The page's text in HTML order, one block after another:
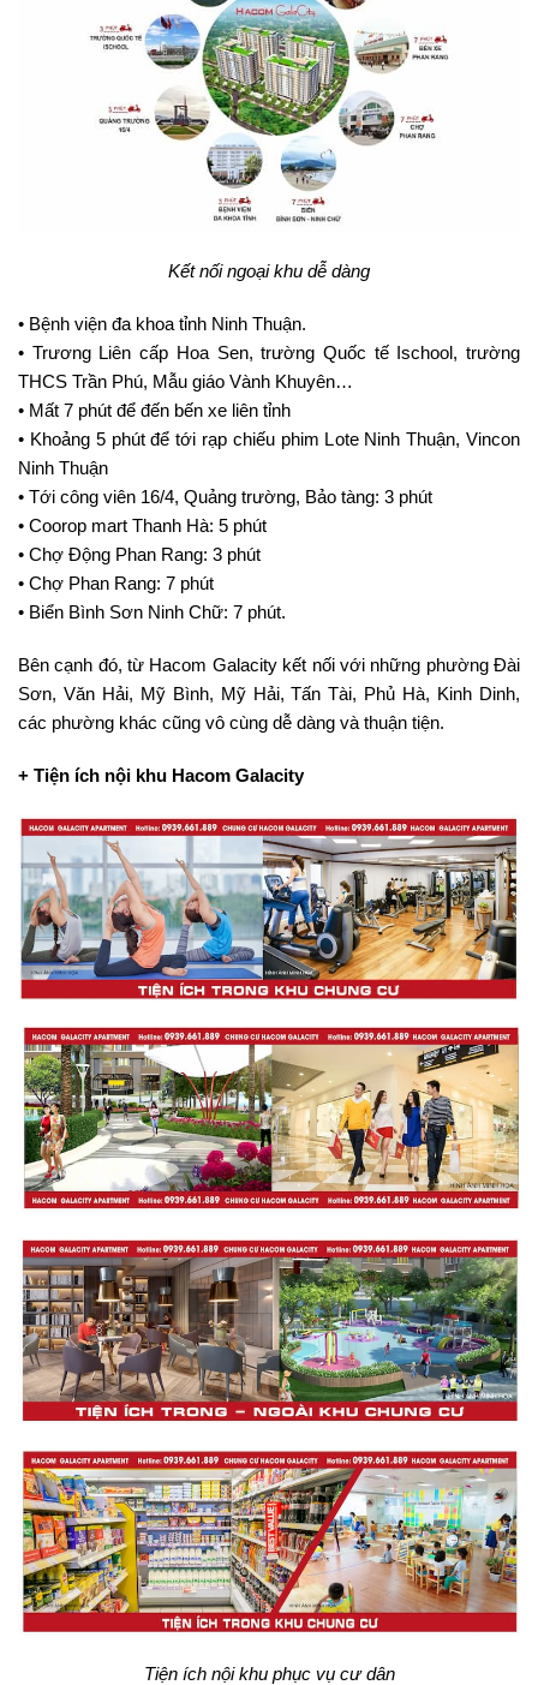
Kết nối ngoại khu dễ dàng
• Bệnh viện đa khoa tỉnh Ninh Thuận.
• Trương Liên cấp Hoa Sen, trường Quốc tế Ischool, trường
THCS Trần Phú, Mẫu giáo Vành Khuyên…
• Mất 7 phút để đến bến xe liên tỉnh
• Khoảng 5 phút để tới rạp chiếu phim Lote Ninh Thuận, Vincon
Ninh Thuận
• Tới công viên 16/4, Quảng trường, Bảo tàng: 3 phút
• Coorop mart Thanh Hà: 5 phút
• Chợ Động Phan Rang: 3 phút
• Chợ Phan Rang: 7 phút
• Biển Bình Sơn Ninh Chữ: 7 phút.
Bên cạnh đó, từ Hacom Galacity kết nối với những phường Đài
Sơn, Văn Hải, Mỹ Bình, Mỹ Hải, Tấn Tài, Phủ Hà, Kinh Dinh,
các phường khác cũng vô cùng dễ dàng và thuận tiện.
+ Tiện ích nội khu Hacom Galacity
Tiện ích nội khu phục vụ cư dân